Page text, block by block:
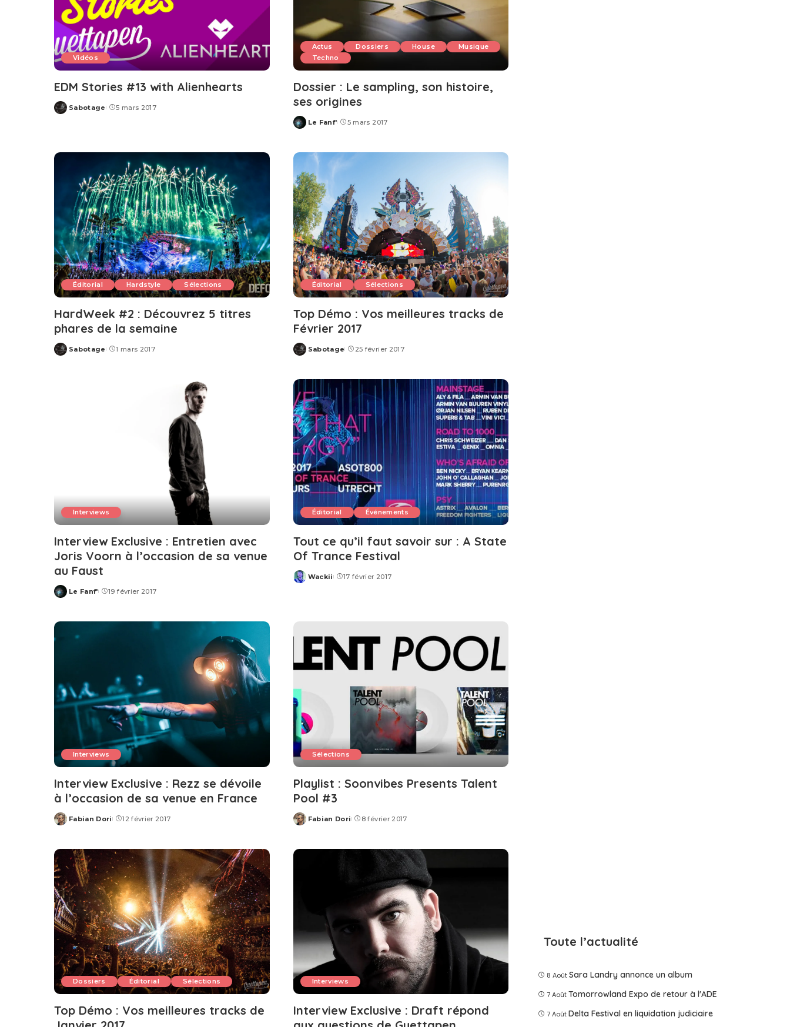
Vidéos
EDM Stories #13 with Alienhearts
Posted
Sabotage 5 mars 2017
Actus Dossiers House
Musique
Techno
Dossier : Le sampling, son histoire,
ses origines
Posted
Le Fanf' 5 mars 2017
Éditorial Hardstyle Sélections
HardWeek #2 : Découvrez 5 titres
phares de la semaine
Posted
Sabotage 1 mars 2017
Éditorial Sélections
Top Démo : Vos meilleures tracks de
Février 2017
Posted
Sabotage 25 février 2017
Interviews
Interview Exclusive : Entretien avec
Joris Voorn à l’occasion de sa venue
au Faust
Posted
Le Fanf' 19 février 2017
Éditorial Événements
Tout ce qu’il faut savoir sur : A State
Of Trance Festival
Posted
Wackii 17 février 2017
Interviews
Interview Exclusive : Rezz se dévoile
à l’occasion de sa venue en France
Posted
Fabian Dori 12 février 2017
Sélections
Playlist : Soonvibes Presents Talent
Pool #3
Posted
Fabian Dori 8 février 2017
Dossiers Éditorial Sélections
Top Démo : Vos meilleures tracks de
Interviews
Interview Exclusive : Draft répond
Toute l’actualité
8 Août Sara Landry annonce un album
7 Août Tomorrowland Expo de retour à l'ADE
7 Août Delta Festival en liquidation judiciaire